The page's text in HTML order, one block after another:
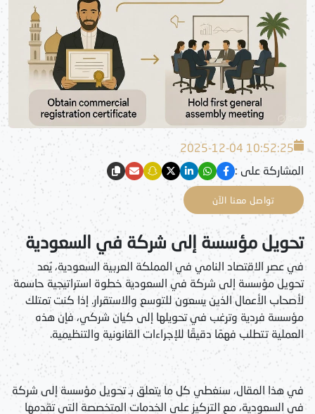
2025-12-04 10:52:25
المشاركة على :
تواصل معنا الآن
تحويل مؤسسة إلى شركة في السعودية
في عصر الاقتصاد النامي في المملكة العربية السعودية، يُعد
تحويل مؤسسة إلى شركة في السعودية خطوة استراتيجية حاسمة
لأصحاب الأعمال الذين يسعون للتوسع والاستقرار. إذا كنت تمتلك
مؤسسة فردية وترغب في تحويلها إلى كيان شركي، فإن هذه
العملية تتطلب فهمًا دقيقًا للإجراءات القانونية والتنظيمية.
في هذا المقال، سنغطي كل ما يتعلق بـتحويل مؤسسة إلى شركة
في السعودية، مع التركيز على الخدمات المتخصصة التي تقدمها